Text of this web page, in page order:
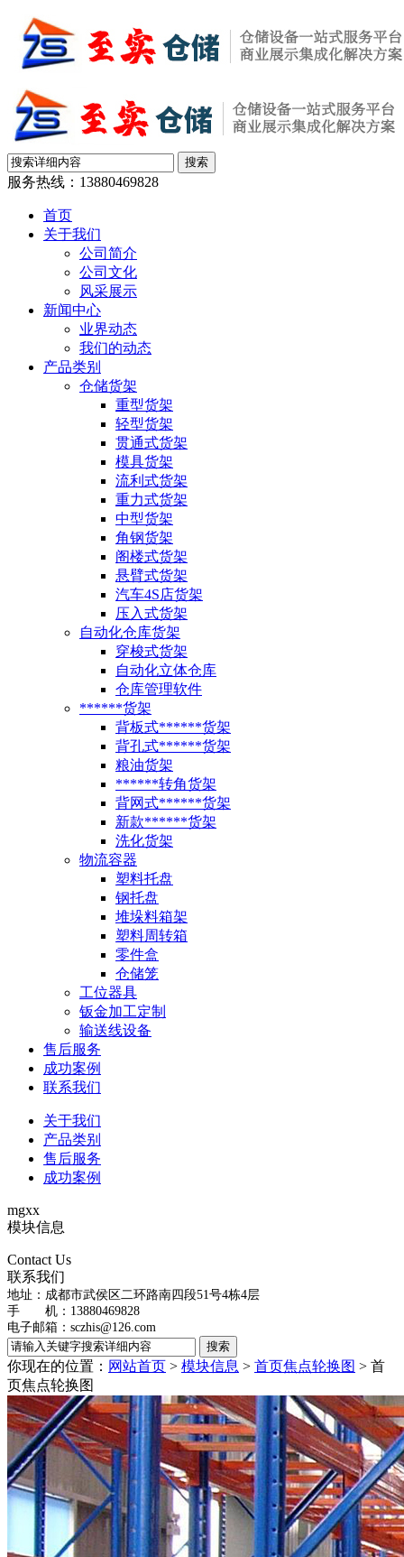
服务热线： 13880469828
首页
关于我们
公司简介
公司文化
风采展示
新闻中心
业界动态
我们的动态
产品类别
仓储货架
重型货架
轻型货架
贯通式货架
模具货架
流利式货架
重力式货架
中型货架
角钢货架
阁楼式货架
悬臂式货架
汽车4S店货架
压入式货架
自动化仓库货架
穿梭式货架
自动化立体仓库
仓库管理软件
******货架
背板式******货架
背孔式******货架
粮油货架
******转角货架
背网式******货架
新款******货架
洗化货架
物流容器
塑料托盘
钢托盘
堆垛料箱架
塑料周转箱
零件盒
仓储笼
工位器具
钣金加工定制
输送线设备
售后服务
成功案例
联系我们
关于我们
产品类别
售后服务
成功案例
mgxx
模块信息
Contact Us
联系我们
地址： 成都市武侯区二环路南四段51号4栋4层
手 机：13880469828
电子邮箱： sczhis@126.com
你现在的位置： 网站首页 > 模块信息 > 首页焦点轮换图 > 首
页焦点轮换图